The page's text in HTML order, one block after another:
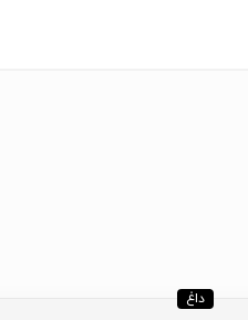
داغ